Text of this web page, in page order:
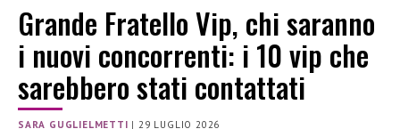
Grande Fratello Vip, chi saranno
i nuovi concorrenti: i 10 vip che
sarebbero stati contattati
SARA GUGLIELMETTI | 29 LUGLIO 2026